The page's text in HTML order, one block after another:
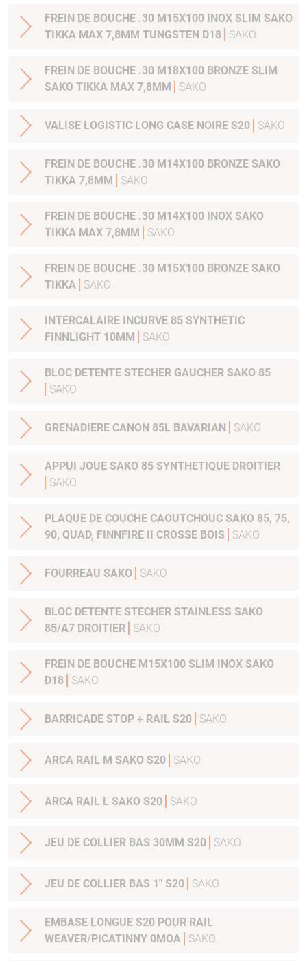
FREIN DE BOUCHE .30 M15X100 INOX SLIM SAKO
TIKKA MAX 7,8MM TUNGSTEN D18
SAKO
FREIN DE BOUCHE .30 M18X100 BRONZE SLIM
SAKO TIKKA MAX 7,8MM
SAKO
VALISE LOGISTIC LONG CASE NOIRE S20 SAKO
FREIN DE BOUCHE .30 M14X100 BRONZE SAKO
TIKKA 7,8MM
SAKO
FREIN DE BOUCHE .30 M14X100 INOX SAKO
TIKKA MAX 7,8MM
SAKO
FREIN DE BOUCHE .30 M15X100 BRONZE SAKO
TIKKA
SAKO
INTERCALAIRE INCURVE 85 SYNTHETIC
FINNLIGHT 10MM
SAKO
BLOC DETENTE STECHER GAUCHER SAKO 85
SAKO
GRENADIERE CANON 85L BAVARIAN SAKO
APPUI JOUE SAKO 85 SYNTHETIQUE DROITIER
SAKO
PLAQUE DE COUCHE CAOUTCHOUC SAKO 85, 75,
90, QUAD, FINNFIRE II CROSSE BOIS
SAKO
FOURREAU SAKO SAKO
BLOC DETENTE STECHER STAINLESS SAKO
85/A7 DROITIER
SAKO
FREIN DE BOUCHE M15X100 SLIM INOX SAKO
D18
SAKO
BARRICADE STOP + RAIL S20 SAKO
ARCA RAIL M SAKO S20 SAKO
ARCA RAIL L SAKO S20 SAKO
JEU DE COLLIER BAS 30MM S20 SAKO
JEU DE COLLIER BAS 1" S20 SAKO
EMBASE LONGUE S20 POUR RAIL
WEAVER/PICATINNY 0MOA
SAKO